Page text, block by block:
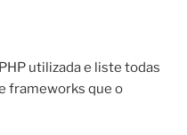
utilizada e liste todas
frameworks que o